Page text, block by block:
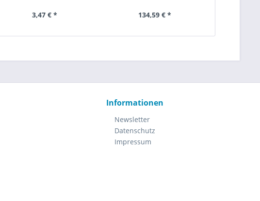
3,47 € * 134,59 € *
Informationen
Newsletter
Datenschutz
Impressum